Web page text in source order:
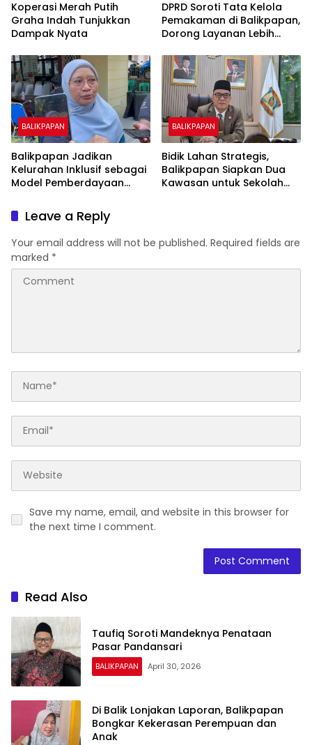
Koperasi Merah Putih
Graha Indah Tunjukkan
Dampak Nyata
DPRD Soroti Tata Kelola
Pemakaman di Balikpapan,
Dorong Layanan Lebih
Biaya Warga
BALIKPAPAN
Balikpapan Jadikan
Kelurahan Inklusif sebagai
Model Pemberdayaan
BALIKPAPAN
Bidik Lahan Strategis,
Balikpapan Siapkan Dua
Kawasan untuk Sekolah
Leave a Reply
Your email address will not be published. Required fields are
marked *
Save my name, email, and website in this browser for
the next time I comment.
Read Also
Taufiq Soroti Mandeknya Penataan
Pasar Pandansari
BALIKPAPAN April 30, 2026
Di Balik Lonjakan Laporan, Balikpapan
Bongkar Kekerasan Perempuan dan
Anak